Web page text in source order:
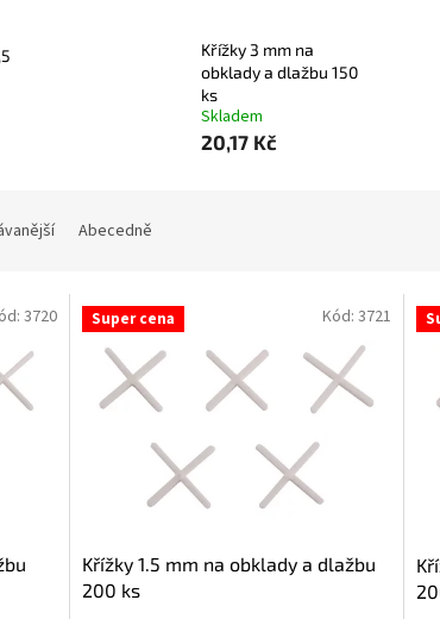
Křížky 3 mm na
obklady a dlažbu 150
ks
Skladem
20,17 Kč
Abecedně
3720 Super cena
Křížky 1.5 mm na obklady a dlažbu
200 ks
Kód: 3721